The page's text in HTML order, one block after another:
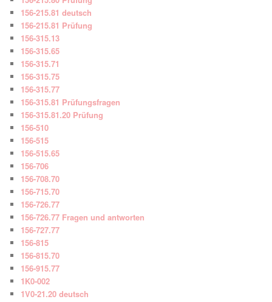
156-215.81 deutsch
156-215.81 Prüfung
156-315.13
156-315.65
156-315.71
156-315.75
156-315.77
156-315.81 Prüfungsfragen
156-315.81.20 Prüfung
156-510
156-515
156-515.65
156-706
156-708.70
156-715.70
156-726.77
156-726.77 Fragen und antworten
156-727.77
156-815
156-815.70
156-915.77
1K0-002
1V0-21.20 deutsch